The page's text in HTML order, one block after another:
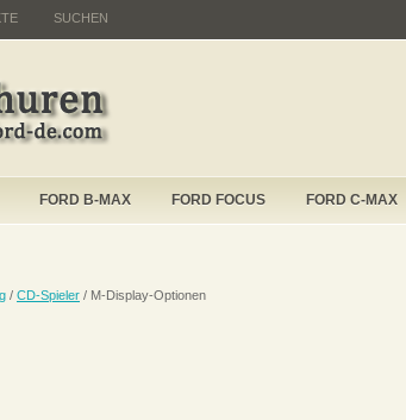
SUCHEN
FORD B-MAX FORD FOCUS FORD C-MAX
/ CD-Spieler / M-Display-Optionen